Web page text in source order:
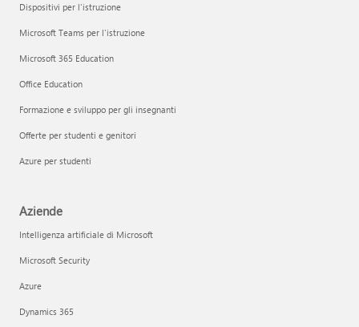
Dispositivi per l'istruzione
Microsoft Teams per l'istruzione
Microsoft 365 Education
Office Education
Formazione e sviluppo per gli insegnanti
Offerte per studenti e genitori
Azure per studenti
Aziende
Intelligenza artificiale di Microsoft
Microsoft Security
Azure
Dynamics 365